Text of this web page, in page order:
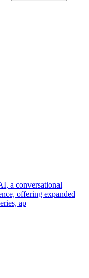
a conversational
offering expanded
ap